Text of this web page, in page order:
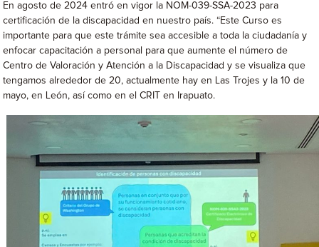
En agosto de 2024 entró en vigor la NOM-039-SSA-2023 para
certificación de la discapacidad en nuestro país. “Este Curso es
importante para que este trámite sea accesible a toda la ciudadanía y
enfocar capacitación a personal para que aumente el número de
Centro de Valoración y Atención a la Discapacidad y se visualiza que
tengamos alrededor de 20, actualmente hay en Las Trojes y la 10 de
mayo, en León, así como en el CRIT en Irapuato.